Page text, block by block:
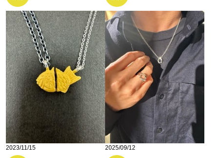
2023/11/15 2025/09/12